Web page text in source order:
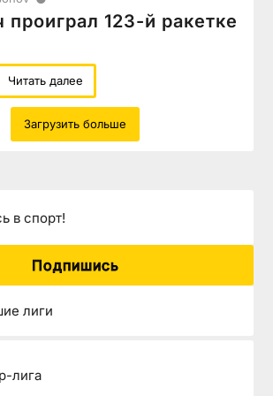
123-й ракетке
Читать далее
Загрузить больше
в спорт!
Подпишись
лиги
лига